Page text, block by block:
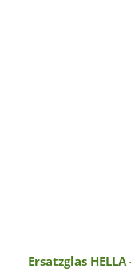
Ersatzglas